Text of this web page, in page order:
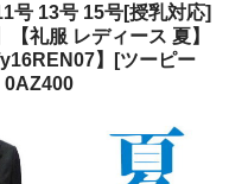
号 13号 15号[授乳対応]
礼服 レディース 夏】
】[ツーピー